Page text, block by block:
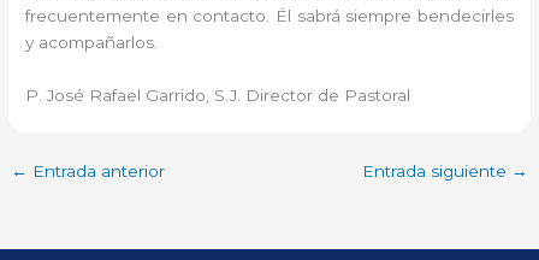
frecuentemente en contacto. Él sabrá siempre bendecirles
y acompañarlos.
P. José Rafael Garrido, S.J. Director de Pastoral
← Entrada anterior Entrada siguiente →